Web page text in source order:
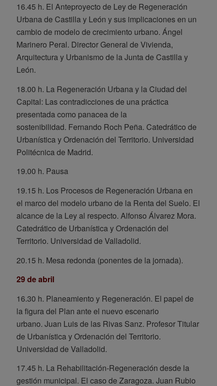
16.45 h. El Anteproyecto de Ley de Regeneración
Urbana de Castilla y León y sus implicaciones en un
cambio de modelo de crecimiento urbano. Ángel
Marinero Peral. Director General de Vivienda,
Arquitectura y Urbanismo de la Junta de Castilla y
León.
18.00 h. La Regeneración Urbana y la Ciudad del
Capital: Las contradicciones de una práctica
presentada como panacea de la
sostenibilidad. Fernando Roch Peña. Catedrático de
Urbanística y Ordenación del Territorio. Universidad
Politécnica de Madrid.
19.00 h. Pausa
19.15 h. Los Procesos de Regeneración Urbana en
el marco del modelo urbano de la Renta del Suelo. El
alcance de la Ley al respecto. Alfonso Álvarez Mora.
Catedrático de Urbanística y Ordenación del
Territorio. Universidad de Valladolid.
20.15 h. Mesa redonda (ponentes de la jornada).
29 de abril
16.30 h. Planeamiento y Regeneración. El papel de
la figura del Plan ante el nuevo escenario
urbano. Juan Luis de las Rivas Sanz. Profesor Titular
de Urbanística y Ordenación del Territorio.
Universidad de Valladolid.
17.45 h. La Rehabilitación-Regeneración desde la
gestión municipal. El caso de Zaragoza. Juan Rubio